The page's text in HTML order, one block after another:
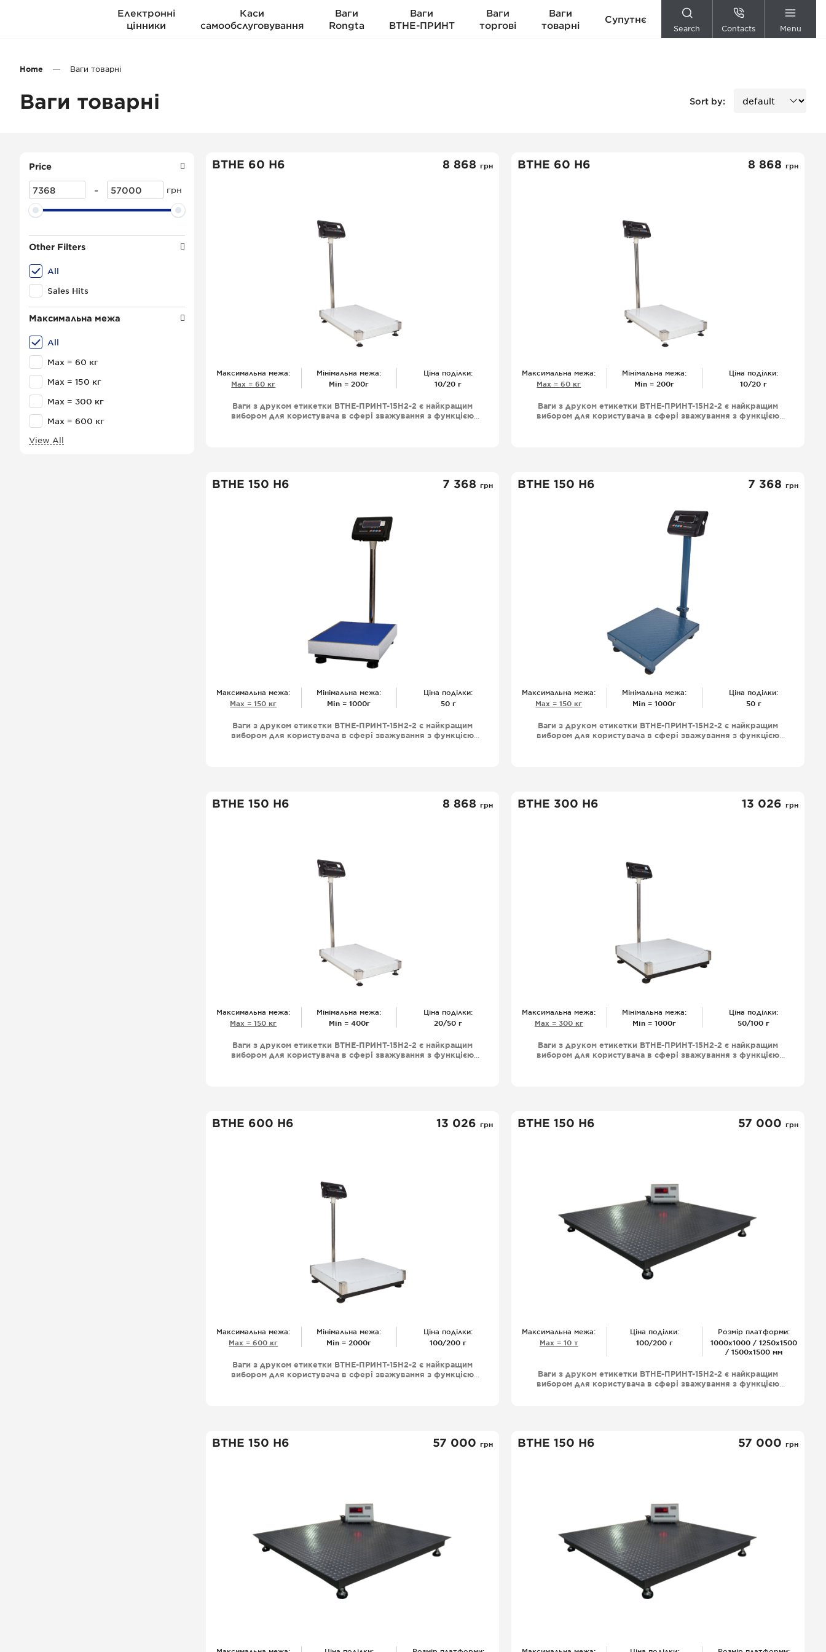
Електронні
цінники
Каси
самообслуговування
Ваги
Rongta
Ваги
ВТНЕ-ПРИНТ
Ваги
торгові
Ваги
товарні
Супутнє
Search Contacts Menu
Home Ваги товарні
Ваги товарні Sort by:
Price
- грн
Other Filters
All
Sales Hits
Максимальна межа
All
Мах = 60 кг
Мах = 150 кг
Мах = 300 кг
Мах = 600 кг
View All
ВТНЕ 60 Н6 8 868 грн
Максимальна межа:
Мах = 60 кг
Мінімальна межа:
Міn = 200г
Ціна поділки:
10/20 г
Ваги з друком етикетки ВТНЕ-ПРИНТ-15Н2-2 є найкращим
вибором для користувача в сфері зважування з функцією
ВТНЕ 60 Н6 8 868 грн
Максимальна межа:
Мах = 60 кг
Мінімальна межа:
Міn = 200г
Ціна поділки:
10/20 г
Ваги з друком етикетки ВТНЕ-ПРИНТ-15Н2-2 є найкращим
вибором для користувача в сфері зважування з функцією
ВТНЕ 150 Н6 7 368 грн
Максимальна межа:
Мах = 150 кг
Мінімальна межа:
Міn = 1000г
Ціна поділки:
50 г
Ваги з друком етикетки ВТНЕ-ПРИНТ-15Н2-2 є найкращим
вибором для користувача в сфері зважування з функцією
ВТНЕ 150 Н6 7 368 грн
Максимальна межа:
Мах = 150 кг
Мінімальна межа:
Міn = 1000г
Ціна поділки:
50 г
Ваги з друком етикетки ВТНЕ-ПРИНТ-15Н2-2 є найкращим
вибором для користувача в сфері зважування з функцією
ВТНЕ 150 Н6 8 868 грн
Максимальна межа:
Мах = 150 кг
Мінімальна межа:
Міn = 400г
Ціна поділки:
20/50 г
Ваги з друком етикетки ВТНЕ-ПРИНТ-15Н2-2 є найкращим
вибором для користувача в сфері зважування з функцією
ВТНЕ 300 Н6 13 026 грн
Максимальна межа:
Мах = 300 кг
Мінімальна межа:
Міn = 1000г
Ціна поділки:
50/100 г
Ваги з друком етикетки ВТНЕ-ПРИНТ-15Н2-2 є найкращим
вибором для користувача в сфері зважування з функцією
ВТНЕ 600 Н6 13 026 грн
Максимальна межа:
Мах = 600 кг
Мінімальна межа:
Міn = 2000г
Ціна поділки:
100/200 г
Ваги з друком етикетки ВТНЕ-ПРИНТ-15Н2-2 є найкращим
вибором для користувача в сфері зважування з функцією
ВТНЕ 150 Н6 57 000 грн
Максимальна межа:
Мах = 10 т
Ціна поділки:
100/200 г
Розмір платформи:
1000х1000 / 1250х1500
/ 1500х1500 мм
Ваги з друком етикетки ВТНЕ-ПРИНТ-15Н2-2 є найкращим
вибором для користувача в сфері зважування з функцією
ВТНЕ 150 Н6 57 000 грн ВТНЕ 150 Н6 57 000 грн